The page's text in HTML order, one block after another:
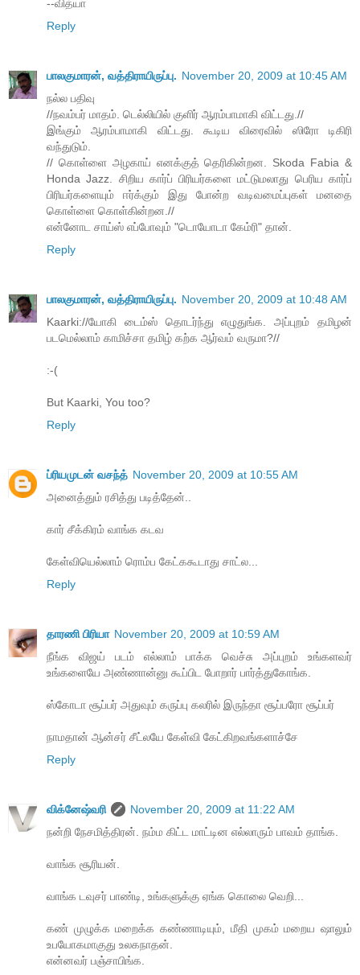
--வித்யா
Reply
பாலகுமாரன், வத்திராயிருப்பு. November 20, 2009 at 10:45 AM
நல்ல பதிவு
//நவம்பர் மாதம். டெல்லியில் குளிர் ஆரம்பாமாகி விட்டது.//
இங்கும் ஆரம்பாமாகி விட்டது. கூடிய விரைவில் ஸிரோ டிகிரி
வந்துடும்.
// கொள்ளை அழகாய் எனக்குத் தெரிகின்றன. Skoda Fabia &
Honda Jazz. சிறிய கார்ப் பிரியர்களை மட்டுமலாது பெரிய கார்ப்
பிரியர்களையும் ஈர்க்கும் இது போன்ற வடிவமைப்புகள் மனதை
கொள்ளை கொள்கின்றன.//
என்னோட சாய்ஸ் எப்போவும் "டொயோடா கேம்ரி" தான்.
Reply
பாலகுமாரன், வத்திராயிருப்பு. November 20, 2009 at 10:48 AM
Kaarki://யோகி டைம்ஸ் தொடர்ந்து எழுதுங்க. அப்புறம் தமிழன்
படமெல்லாம் காமிச்சா தமிழ் கற்க ஆர்வம் வருமா?//
:-(
But Kaarki, You too?
Reply
ப்ரியமுடன் வசந்த் November 20, 2009 at 10:55 AM
அனைத்தும் ரசித்து படித்தேன்..
கார் சீக்கிரம் வாங்க கடவ
கேள்வியெல்லாம் ரொம்ப கேட்ககூடாது சாட்ல...
Reply
தாரணி பிரியா November 20, 2009 at 10:59 AM
நீங்க விஜய் படம் எல்லாம் பாக்க வெச்சு அப்புறம் உங்களவர்
உங்களையே அண்ணான்னு கூப்பிட போறார் பார்த்துகோங்க.
ஸ்கோடா சூப்பர் அதுவும் கருப்பு கலரில் இருந்தா சூப்பரோ சூப்பர்
நாமதான் ஆன்சர் சீட்லயே கேள்வி கேட்கிறவங்களாச்சே
Reply
விக்னேஷ்வரி
November 20, 2009 at 11:22 AM
நன்றி நேசமித்திரன். நம்ம கிட்ட மாட்டின எல்லாரும் பாவம் தாங்க.
வாங்க சூரியன்.
வாங்க டவுசர் பாண்டி, உங்களுக்கு ஏங்க கொலை வெறி...
கண் முழுக்க மறைக்க கண்ணாடியும், மீதி முகம் மறைய ஷாலும்
உபயோகமாகுது உலகநாதன்.
என்னவர் பஞ்சாபிங்க.